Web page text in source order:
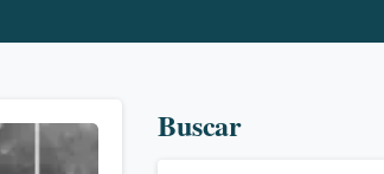
Buscar